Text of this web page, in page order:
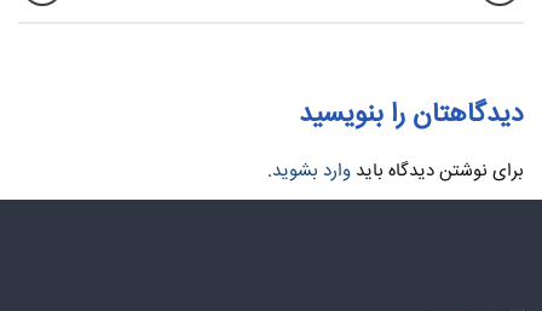
دیدگاهتان را بنویسید
برای نوشتن دیدگاه باید وارد بشوید.